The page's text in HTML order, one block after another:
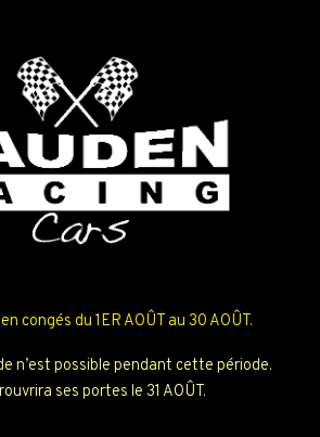
congés du 1ER AOÛT au 30 AOÛT.
n’est possible pendant cette période.
ses portes le 31 AOÛT.